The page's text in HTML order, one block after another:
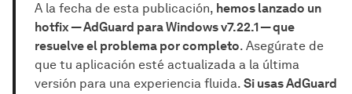
A la fecha de esta publicación, hemos lanzado un
hotfix — AdGuard para Windows v7.22.1 — que
resuelve el problema por completo. Asegúrate de
que tu aplicación esté actualizada a la última
versión para una experiencia fluida. Si usas AdGuard